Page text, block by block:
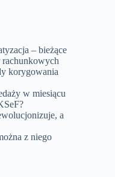
– bieżące
korygowania
w miesiącu
a
z niego